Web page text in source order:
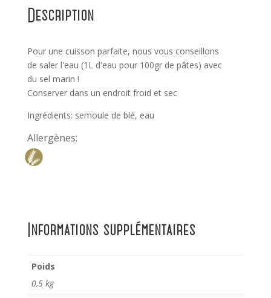
Description
Pour une cuisson parfaite, nous vous conseillons
de saler l'eau (1L d'eau pour 100gr de pâtes) avec
du sel marin !
Conserver dans un endroit froid et sec
Ingrédients: semoule de blé, eau
Allergènes:
Informations supplémentaires
Poids
0,5 kg